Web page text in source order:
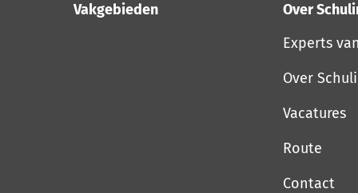
Vakgebieden
Over
Experts
Over
Vacatures
Route
Contact